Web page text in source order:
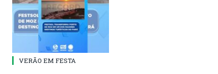
VERÃO EM FESTA